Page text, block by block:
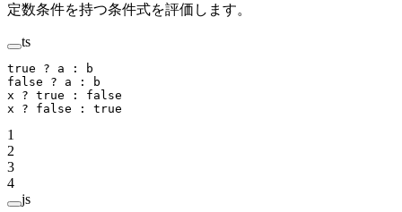
定数条件を持つ条件式を評価します。
ts
true ? a :
b
false ? a :
b
x ? true :
false
x ? false : true
1
2
3
4
js